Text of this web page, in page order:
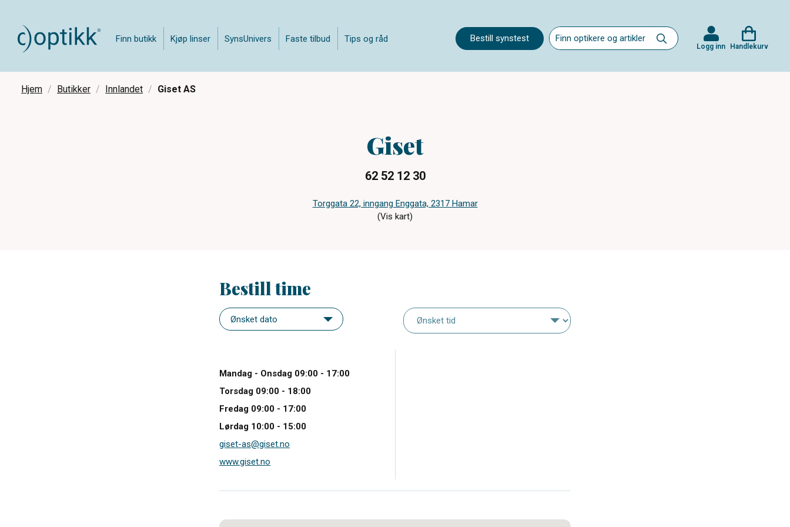
Bestill synstest
Finn butikk Kjøp linser SynsUnivers Faste tilbud Tips og råd
Logg inn Handlekurv
Hjem Butikker Innlandet Giset AS
Giset
62 52 12 30
Torggata 22, inngang Enggata, 2317 Hamar
(Vis kart)
Bestill time
Mandag - Onsdag 09:00 - 17:00
Torsdag 09:00 - 18:00
Fredag 09:00 - 17:00
Lørdag 10:00 - 15:00
giset-as@giset.no
www.giset.no